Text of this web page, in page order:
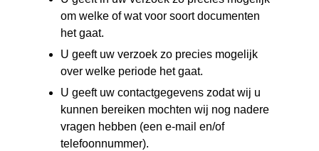
om welke of wat voor soort documenten
het gaat.
U geeft uw verzoek zo precies mogelijk
over welke periode het gaat.
U geeft uw contactgegevens zodat wij u
kunnen bereiken mochten wij nog nadere
vragen hebben (een e-mail en/of
telefoonnummer).